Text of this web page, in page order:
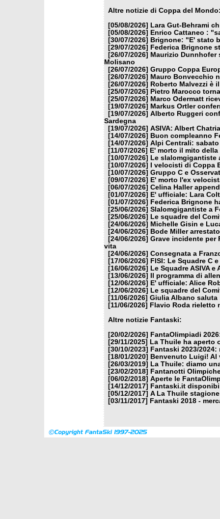
Altre notizie di Coppa del
[05/08/2026]
Lara Gut-Behrami
[05/08/2026]
Enrico Cattaneo :
[30/07/2026]
Brignone: "E' stato
[29/07/2026]
Federica Brignone
[26/07/2026] Maurizio Dunnhofer
Molisano
[26/07/2026] Gruppo Coppa
[26/07/2026] Mauro Bonvecchio
[26/07/2026]
Roberto Malvezzi è
[25/07/2026]
Pietro Marocco
[25/07/2026] Marco Odermatt
[19/07/2026] Markus Ortler
[19/07/2026] Alberto Ruggeri
Sardegna
[19/07/2026] ASIVA: Albert
[14/07/2026]
Buon compleanno
[14/07/2026] Alpi Centrali:
[11/07/2026]
E' morto il mito
[10/07/2026]
Le
[10/07/2026]
I velocisti di Coppa
[10/07/2026] Gruppo C e
[09/07/2026]
E' morto l'ex
[06/07/2026] Celina Haller
[01/07/2026]
E' ufficiale: Lara
[01/07/2026]
Federica Brignone
[25/06/2026] Slalomgigantiste a
[25/06/2026]
Le squadre del
[24/06/2026] Michelle Gisin e
[24/06/2026]
Bode Miller
[24/06/2026] Grave incidente per
vita
[24/06/2026] Consegnata a
[17/06/2026]
FISI: Le Squadre C
[16/06/2026]
Le Squadre ASIVA
[13/06/2026]
Il programma di
[12/06/2026]
E' ufficiale: Alice
[12/06/2026]
Le squadre del
[11/06/2026] Giulia Albano saluta
[11/06/2026]
Flavio Roda rieletto
Altre notizie Fantaski:
[20/02/2026]
FantaOlimpiadi
[29/11/2025]
La Thuile ha aperto
[30/10/2023]
Fantaski 2023/
[18/01/2020]
Benvenuto Luigi! Al
[26/03/2019]
La Thuile: diamo
[23/02/2018]
Fantanotti
[06/02/2018] Aperte le
[14/12/2017]
Fantaski.it
[05/12/2017] A La Thuile
[03/11/2017]
Fantaski 2018 -